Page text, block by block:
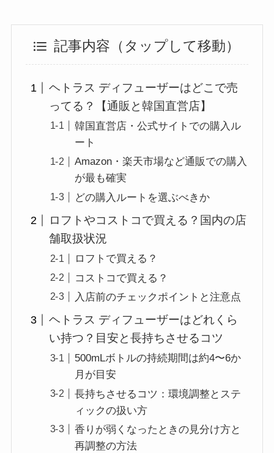
記事内容（タップして移動）
ヘトラス ディフューザーはどこで売
ってる？【通販と韓国直営店】
韓国直営店・公式サイトでの購入ル
ート
Amazon・楽天市場など通販での購入
が最も確実
どの購入ルートを選ぶべきか
ロフトやコストコで買える？国内の店
舗取扱状況
ロフトで買える？
コストコで買える？
入店前のチェックポイントと注意点
ヘトラス ディフューザーはどれくら
い持つ？目安と長持ちさせるコツ
500mLボトルの持続期間は約4〜6か
月が目安
長持ちさせるコツ：環境調整とステ
ィックの扱い方
香りが弱くなったときの見分け方と
再調整の方法